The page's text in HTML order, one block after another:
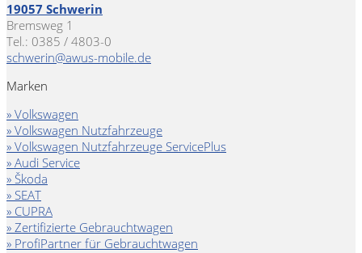
19057 Schwerin
Bremsweg 1
Tel.: 0385 / 4803-0
schwerin@awus-mobile.de
Marken
» Volkswagen
» Volkswagen Nutzfahrzeuge
» Volkswagen Nutzfahrzeuge ServicePlus
» Audi Service
» Škoda
» SEAT
» CUPRA
» Zertifizierte Gebrauchtwagen
» ProfiPartner für Gebrauchtwagen